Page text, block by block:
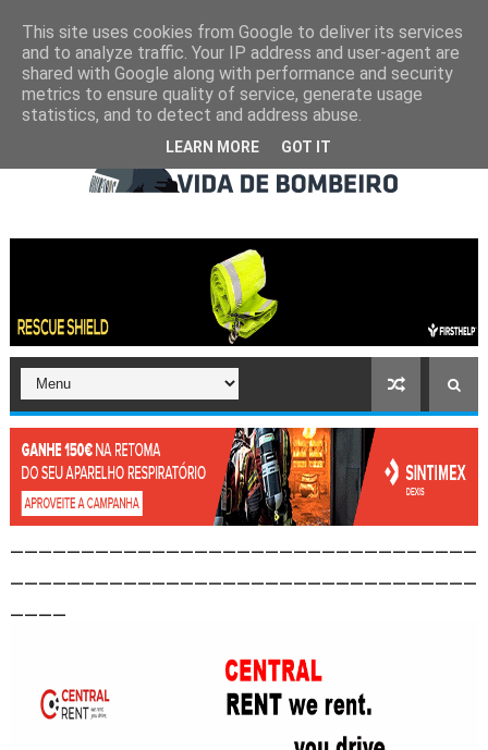
This site uses cookies from Google to deliver its services
and to analyze traffic. Your IP address and user-agent are
shared with Google along with performance and security
metrics to ensure quality of service, generate usage
statistics, and to detect and address abuse.
LEARN MORE GOT IT